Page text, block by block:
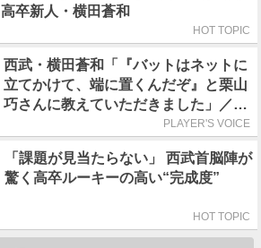
高卒新人・横田蒼和
HOT TOPIC
西武・横田蒼和「『バットはネットに
立てかけて、端に置くんだぞ』と栗山
巧さんに教えていただきました」／憧
PLAYER'S VOICE
「課題が見当たらない」 西武首脳陣が
驚く高卒ルーキーの高い“完成度”
HOT TOPIC